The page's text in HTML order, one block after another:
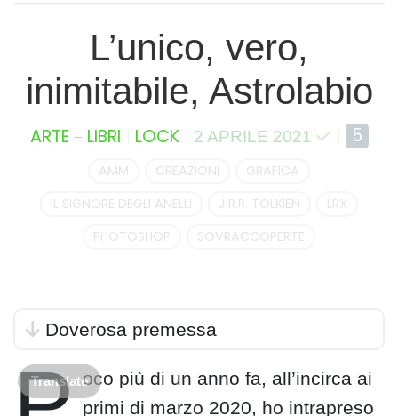
L’unico, vero,
inimitabile, Astrolabio
ARTE– LIBRI LOCK 2 APRILE 2021 5
AMM CREAZIONI
GRAFICA
IL SIGNORE DEGLI ANELLI
J.R.R. TOLKIEN
LRX
PHOTOSHOP
SOVRACCOPERTE
Doverosa premessa
oco più di un anno fa, all’incirca ai
primi di marzo 2020, ho intrapreso
Translate